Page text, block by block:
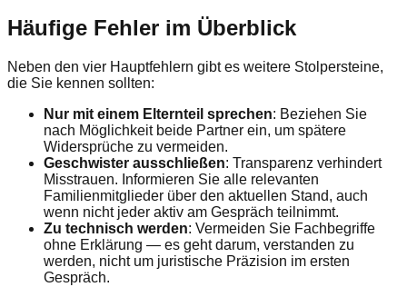
Häufige Fehler im Überblick
Neben den vier Hauptfehlern gibt es weitere Stolpersteine,
die Sie kennen sollten:
Nur mit einem Elternteil sprechen: Beziehen Sie
nach Möglichkeit beide Partner ein, um spätere
Widersprüche zu vermeiden.
Geschwister ausschließen: Transparenz verhindert
Misstrauen. Informieren Sie alle relevanten
Familienmitglieder über den aktuellen Stand, auch
wenn nicht jeder aktiv am Gespräch teilnimmt.
Zu technisch werden: Vermeiden Sie Fachbegriffe
ohne Erklärung — es geht darum, verstanden zu
werden, nicht um juristische Präzision im ersten
Gespräch.